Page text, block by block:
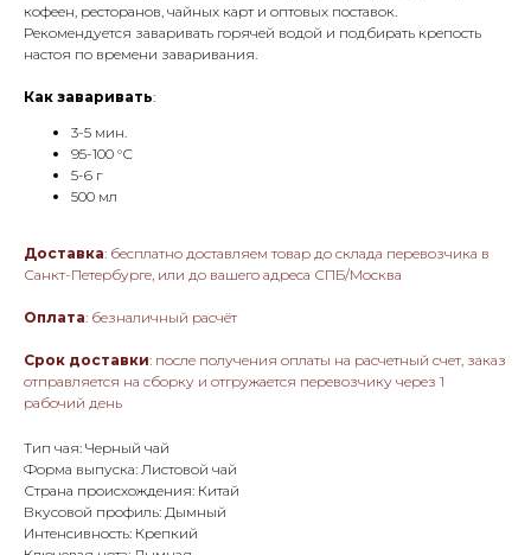
кофеен, ресторанов, чайных карт и оптовых поставок.
Рекомендуется заваривать горячей водой и подбирать крепость
настоя по времени заваривания.
Как заваривать:
3-5 мин.
95-100 °С
5-6 г
500 мл
Доставка: бесплатно доставляем товар до склада перевозчика в
Санкт-Петербурге, или до вашего адреса СПБ/Москва
Оплата: безналичный расчёт
Срок доставки: после получения оплаты на расчетный счет, заказ
отправляется на сборку и отгружается перевозчику через 1
рабочий день
Тип чая: Черный чай
Форма выпуска: Листовой чай
Страна происхождения: Китай
Вкусовой профиль: Дымный
Интенсивность: Крепкий